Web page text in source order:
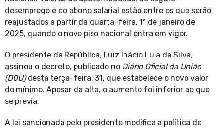
desemprego e do abono salarial estão entre os que serão
reajustados a partir da quarta-feira, 1º de janeiro de
2025, quando o novo piso nacional entra em vigor.
O presidente da República, Luiz Inácio Lula da Silva,
assinou o decreto, publicado no Diário Oficial da União
(DOU)desta terça-feira, 31, que estabelece o novo valor
do mínimo. Apesar da alta, o aumento foi inferior ao que
se previa.
A lei sancionada pelo presidente modifica a política de